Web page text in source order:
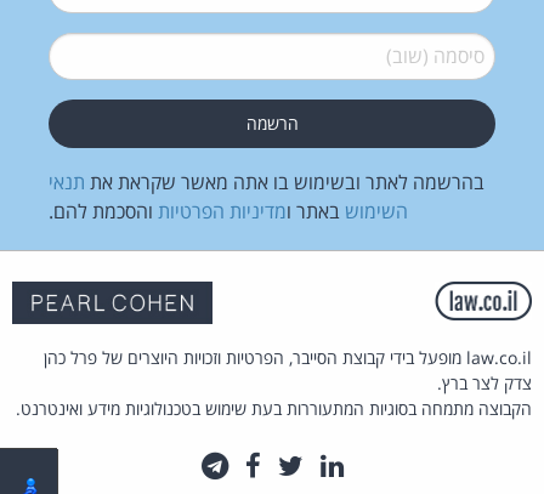
סיסמה (שוב)*
בהרשמה לאתר ובשימוש בו אתה מאשר שקראת את תנאי
השימוש באתר ומדיניות הפרטיות והסכמת להם.
law.co.il מופעל בידי קבוצת הסייבר, הפרטיות וזכויות היוצרים של פרל כהן
צדק לצר ברץ.
הקבוצה מתמחה בסוגיות המתעוררות בעת שימוש בטכנולוגיות מידע ואינטרנט.
לינקדאין
טוויטרפייסבוק